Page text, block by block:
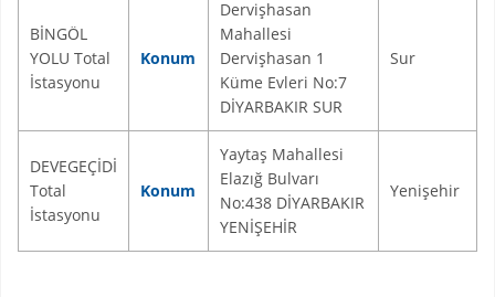
BİNGÖL
YOLU Total
İstasyonu
Konum
Dervişhasan
Mahallesi
Dervişhasan 1
Küme Evleri No:7
DİYARBAKIR SUR
Sur
DEVEGEÇİDİ
Total
İstasyonu
Konum
Yaytaş Mahallesi
Elazığ Bulvarı
No:438 DİYARBAKIR
YENİŞEHİR
Yenişehir